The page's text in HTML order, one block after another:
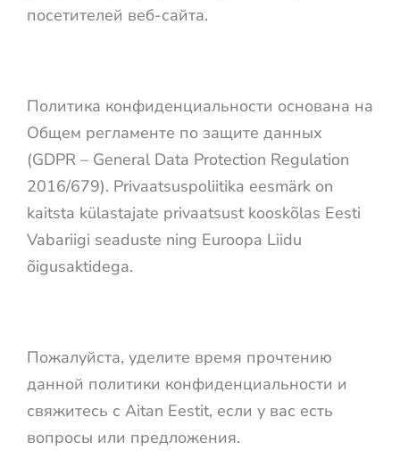
посетителей веб-сайта.
Политика конфиденциальности основана на
Общем регламенте по защите данных
(GDPR – General Data Protection Regulation
2016/679). Privaatsuspoliitika eesmärk on
kaitsta külastajate privaatsust kooskõlas Eesti
Vabariigi seaduste ning Euroopa Liidu
õigusaktidega.
Пожалуйста, уделите время прочтению
данной политики конфиденциальности и
свяжитесь с Aitan Eestit, если у вас есть
вопросы или предложения.